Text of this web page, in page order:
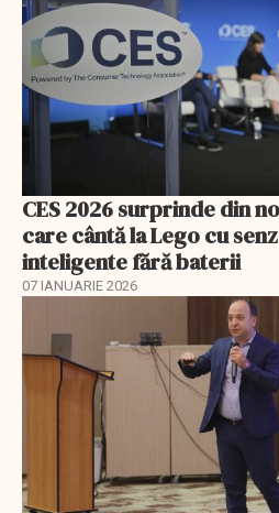
CES 2026 surprinde din
care cântă la Lego cu
inteligente fără baterii
07 IANUARIE 2026